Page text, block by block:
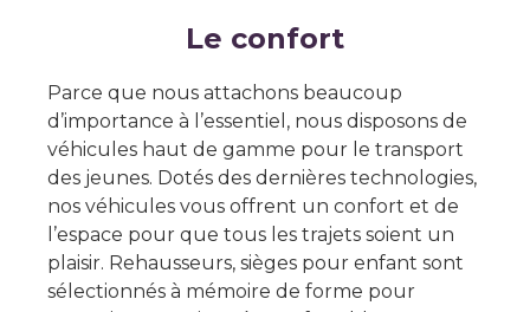
Le confort
Parce que nous attachons beaucoup
d’importance à l’essentiel, nous disposons de
véhicules haut de gamme pour le transport
des jeunes. Dotés des dernières technologies,
nos véhicules vous offrent un confort et de
l’espace pour que tous les trajets soient un
plaisir. Rehausseurs, sièges pour enfant sont
sélectionnés à mémoire de forme pour